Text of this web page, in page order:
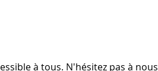
à tous. N'hésitez pas à